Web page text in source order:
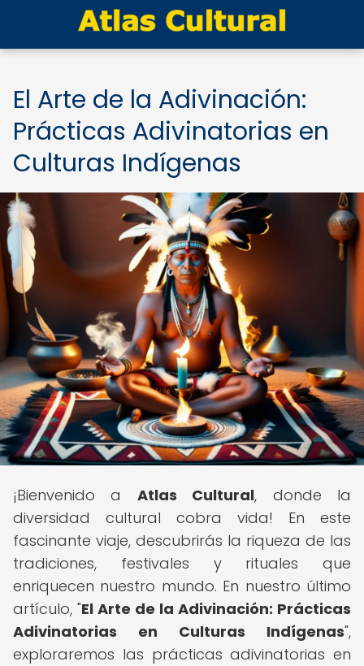
El Arte de la Adivinación:
Prácticas Adivinatorias en
Culturas Indígenas
¡Bienvenido a Atlas Cultural, donde la
diversidad cultural cobra vida! En este
fascinante viaje, descubrirás la riqueza de las
tradiciones, festivales y rituales que
enriquecen nuestro mundo. En nuestro último
artículo, "El Arte de la Adivinación: Prácticas
Adivinatorias en Culturas Indígenas",
exploraremos las prácticas adivinatorias en